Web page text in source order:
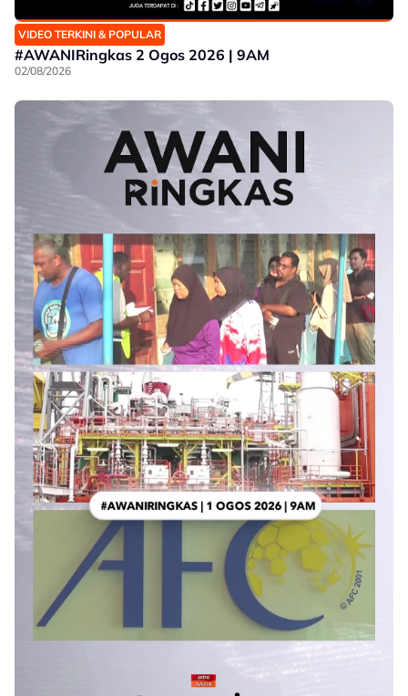
VIDEO TERKINI & POPULAR
#AWANIRingkas 2 Ogos 2026 | 9AM
02/08/2026